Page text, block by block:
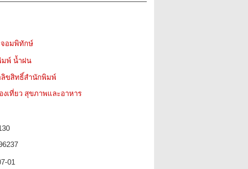
จอมพิทักษ์
มพ์ น้ำฝน
ขสิทธิ์สำนักพิมพ์
งเที่ยว สุขภาพและอาหาร
01